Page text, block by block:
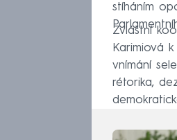
stíháním
Zvláštní
Karimiová
vnímání
rétorika,